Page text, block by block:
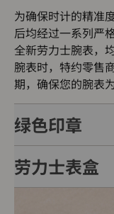
为确保时计的精准
后均经过一系列严
全新劳力士腕表，
腕表时，特约零售
期，确保您的腕表
绿色印章
每只劳力士腕表均
章，此印章是超卓
劳力士表盒